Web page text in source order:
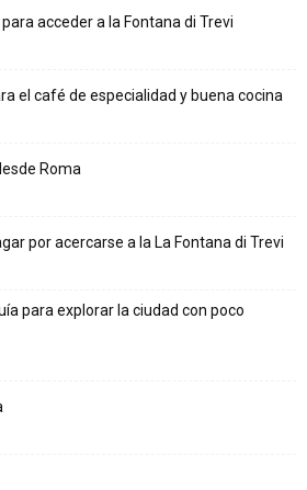
acceder a la Fontana di Trevi
el café de especialidad y buena cocina
Roma
por acercarse a la La Fontana di Trevi
para explorar la ciudad con poco